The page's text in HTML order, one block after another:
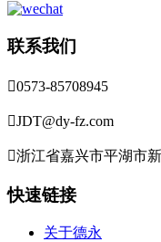
联系我们
0573-85708945
JDT@dy-fz.com
浙江省嘉兴市平湖市
快速链接
关于德永